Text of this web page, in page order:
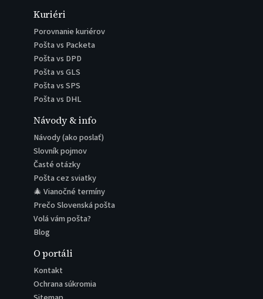
Kuriéri
Porovnanie kuriérov
Pošta vs Packeta
Pošta vs DPD
Pošta vs GLS
Pošta vs SPS
Pošta vs DHL
Návody & info
Návody (ako poslať)
Slovník pojmov
Časté otázky
Pošta cez sviatky
🎄 Vianočné termíny
Prečo Slovenská pošta
Volá vám pošta?
Blog
O portáli
Kontakt
Ochrana súkromia